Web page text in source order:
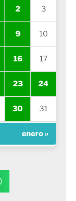
2 3
9 10
16 17
23 24
30 31
enero »